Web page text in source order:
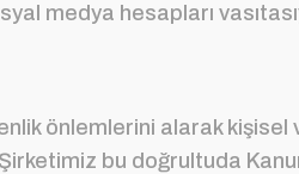
medya hesapları
önlemlerini alarak
bu doğrultuda